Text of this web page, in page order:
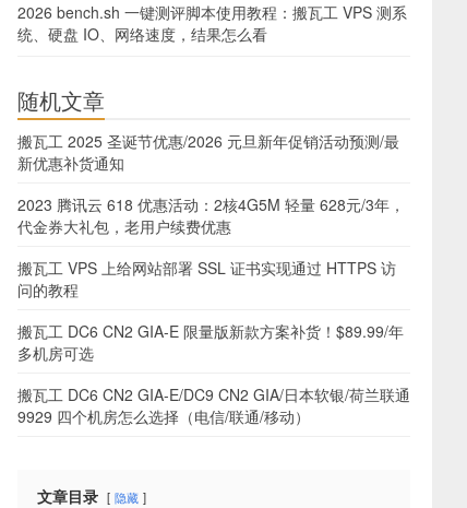
2026 bench.sh 一键测评脚本使用教程：搬瓦工 VPS 测系
统、硬盘 IO、网络速度，结果怎么看
随机文章
搬瓦工 2025 圣诞节优惠/2026 元旦新年促销活动预测/最
新优惠补货通知
2023 腾讯云 618 优惠活动：2核4G5M 轻量 628元/3年，
代金券大礼包，老用户续费优惠
搬瓦工 VPS 上给网站部署 SSL 证书实现通过 HTTPS 访
问的教程
搬瓦工 DC6 CN2 GIA-E 限量版新款方案补货！$89.99/年
多机房可选
搬瓦工 DC6 CN2 GIA-E/DC9 CN2 GIA/日本软银/荷兰联通
9929 四个机房怎么选择（电信/联通/移动）
文章目录 隐藏